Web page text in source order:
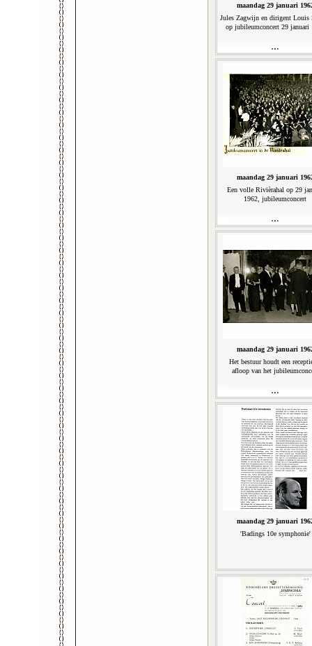
maandag 29 januari
Jules Zagwijn en dirigent Louis
op jubileumconcert 29 januari
maandag 29 januari
Een volle Rivièrahal op 29
1962, jubileumconcert
maandag 29 januari
Het bestuur houdt een
afloop van het
maandag 29 januari
'Badings 10e symphonie'